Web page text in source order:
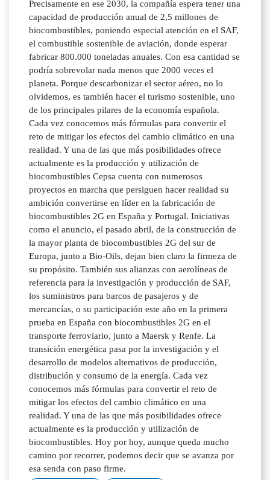
Precisamente en ese 2030, la compañía espera tener una
capacidad de producción anual de 2,5 millones de
biocombustibles, poniendo especial atención en el SAF,
el combustible sostenible de aviación, donde esperar
fabricar 800.000 toneladas anuales. Con esa cantidad se
podría sobrevolar nada menos que 2000 veces el
planeta. Porque descarbonizar el sector aéreo, no lo
olvidemos, es también hacer el turismo sostenible, uno
de los principales pilares de la economía española.
Cada vez conocemos más fórmulas para convertir el
reto de mitigar los efectos del cambio climático en una
realidad. Y una de las que más posibilidades ofrece
actualmente es la producción y utilización de
biocombustibles Cepsa cuenta con numerosos
proyectos en marcha que persiguen hacer realidad su
ambición convertirse en líder en la fabricación de
biocombustibles 2G en España y Portugal. Iniciativas
como el anuncio, el pasado abril, de la construcción de
la mayor planta de biocombustibles 2G del sur de
Europa, junto a Bio-Oils, dejan bien claro la firmeza de
su propósito. También sus alianzas con aerolíneas de
referencia para la investigación y producción de SAF,
los suministros para barcos de pasajeros y de
mercancías, o su participación este año en la primera
prueba en España con biocombustibles 2G en el
transporte ferroviario, junto a Maersk y Renfe. La
transición energética pasa por la investigación y el
desarrollo de modelos alternativos de producción,
distribución y consumo de la energía. Cada vez
conocemos más fórmulas para convertir el reto de
mitigar los efectos del cambio climático en una
realidad. Y una de las que más posibilidades ofrece
actualmente es la producción y utilización de
biocombustibles. Hoy por hoy, aunque queda mucho
camino por recorrer, podemos decir que se avanza por
esa senda con paso firme.